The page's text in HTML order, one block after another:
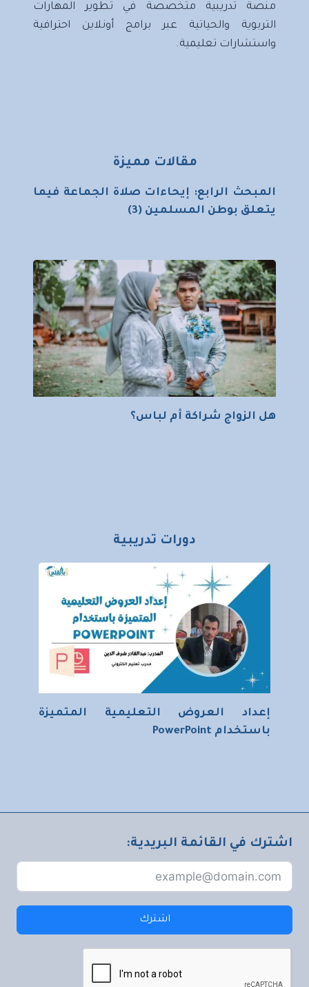
منصة تدريبية متخصصة في تطوير المهارات
التربوية والحياتية عبر برامج أونلاين احترافية
واستشارات تعليمية.
مقالات مميزة
المبحث الرابع: إيحاءات صلاة الجماعة فيما
يتعلق بوطن المسلمين (3)
هل الزواج شراكة أم لباس؟
دورات تدريبية
إعداد العروض التعليمية المتميزة
باستخدام PowerPoint
اشترك في القائمة البريدية:
اشترك